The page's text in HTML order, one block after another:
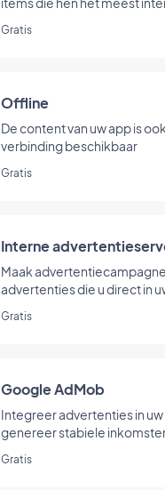
Gratis
Offline
De content van uw app is
verbinding beschikbaar
Gratis
Interne
Maak
advertenties die u direct in
Gratis
Google AdMob
Integreer advertenties in uw
genereer stabiele
Gratis